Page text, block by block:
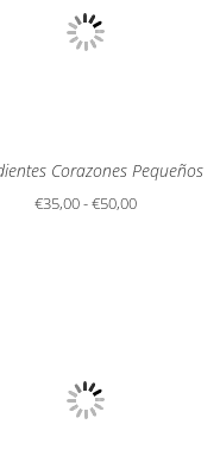
Corazones Pequeños
€35,00-€50,00Rango